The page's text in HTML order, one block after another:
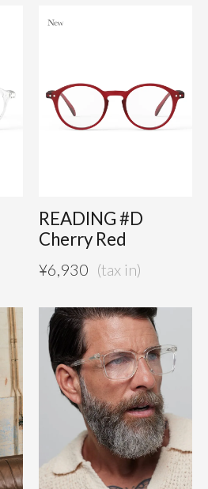
READING #D
Cherry Red
¥6,930